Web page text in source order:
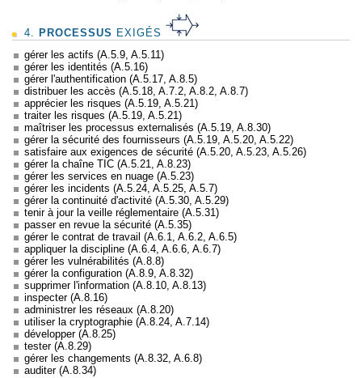
4. PROCESSUS EXIGÉS
gérer les actifs (A.5.9, A.5.11)
gérer les identités (A.5.16)
gérer l'authentification (A.5.17, A.8.5)
distribuer les accès (A.5.18, A.7.2, A.8.2, A.8.7)
apprécier les risques (A.5.19, A.5.21)
traiter les risques (A.5.19, A.5.21)
maîtriser les processus externalisés (A.5.19, A.8.30)
gérer la sécurité des fournisseurs (A.5.19, A.5.20, A.5.22)
satisfaire aux exigences de sécurité (A.5.20, A.5.23, A.5.26)
gérer la chaîne TIC (A.5.21, A.8.23)
gérer les services en nuage (A.5.23)
gérer les incidents (A.5.24, A.5.25, A.5.7)
gérer la continuité d'activité (A.5.30, A.5.29)
tenir à jour la veille réglementaire (A.5.31)
passer en revue la sécurité (A.5.35)
gérer le contrat de travail (A.6.1, A.6.2, A.6.5)
appliquer la discipline (A.6.4, A.6.6, A.6.7)
gérer les vulnérabilités (A.8.8)
gérer la configuration (A.8.9, A.8.32)
supprimer l'information (A.8.10, A.8.13)
inspecter (A.8.16)
administrer les réseaux (A.8.20)
utiliser la cryptographie (A.8.24, A.7.14)
développer (A.8.25)
tester (A.8.29)
gérer les changements (A.8.32, A.6.8)
auditer (A.8.34)